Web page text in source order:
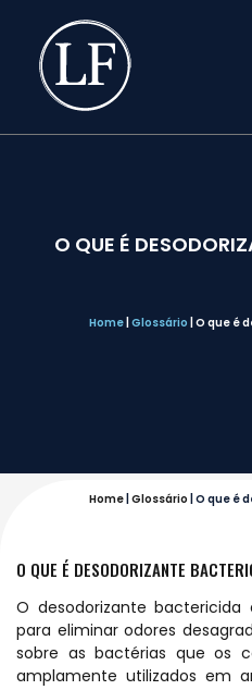
O QUE É
Home| Glossário O que é
Home| Glossário O que é
O QUE É DESODORIZANTE
O desodorizante
para eliminar odores
sobre as bactérias que os
amplamente utilizados em